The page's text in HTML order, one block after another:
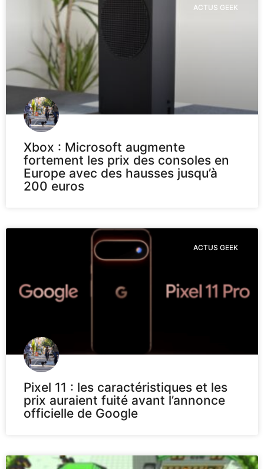
ACTUS GEEK
Xbox : Microsoft augmente
fortement les prix des consoles en
Europe avec des hausses jusqu’à
200 euros
ACTUS GEEK
Pixel 11 : les caractéristiques et les
prix auraient fuité avant l’annonce
officielle de Google